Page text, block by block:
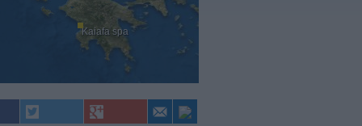
Kaiafa spa